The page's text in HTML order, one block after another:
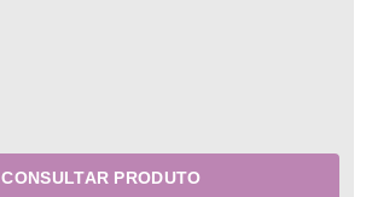
CONSULTAR PRODUTO